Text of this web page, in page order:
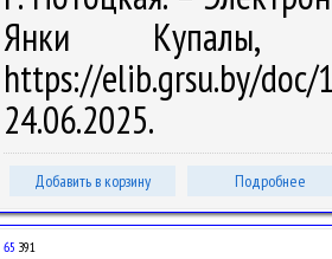
Янки
https://elib.grsu.by/
24.06.2025.
Добавить в корзину Подробнее
65 З91